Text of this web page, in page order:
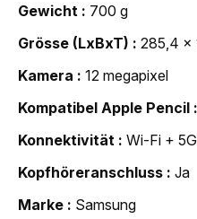
Gewicht
700 g
Grösse (LxBxT)
285,4 x
Kamera
12 megapixel
Kompatibel Apple Pencil
Konnektivität
Wi-Fi + 5G
Kopfhöreranschluss
Ja
Marke
Samsung